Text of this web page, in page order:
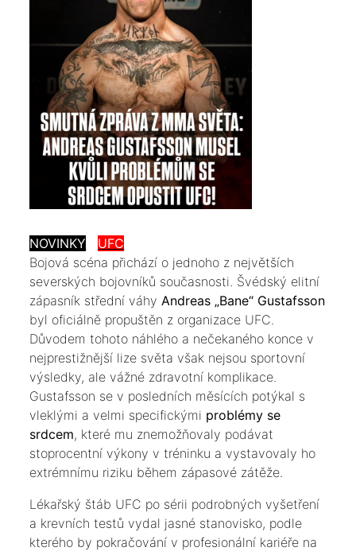
NOVINKY
UFC
​Bojová scéna přichází o jednoho z největších
severských bojovníků současnosti. Švédský elitní
zápasník střední váhyAndreas „Bane“ Gustafsson
byl oficiálně propuštěn z organizace UFC.
Důvodem tohoto náhlého a nečekaného konce v
nejprestižnější lize světa však nejsou sportovní
výsledky, ale vážné zdravotní komplikace.
Gustafsson se v posledních měsících potýkal s
vleklými a velmi specifickými problémy se
srdcem, které mu znemožňovaly podávat
stoprocentní výkony v tréninku a vystavovaly ho
extrémnímu riziku během zápasové zátěže.
​Lékařský štáb UFC po sérii podrobných vyšetření
a krevních testů vydal jasné stanovisko, podle
kterého by pokračování v profesionální kariéře na